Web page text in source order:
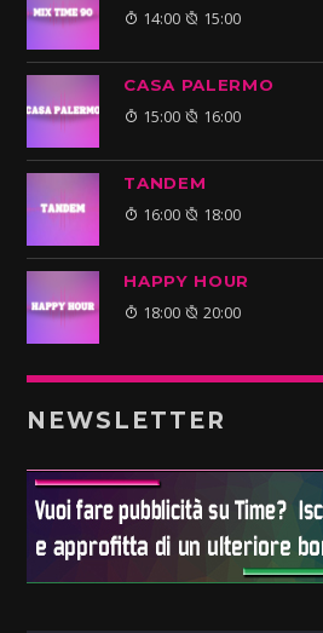
14:00 15:00
CASA PALERMO
15:00 16:00
TANDEM
16:00 18:00
HAPPY HOUR
18:00 20:00
NEWSLETTER